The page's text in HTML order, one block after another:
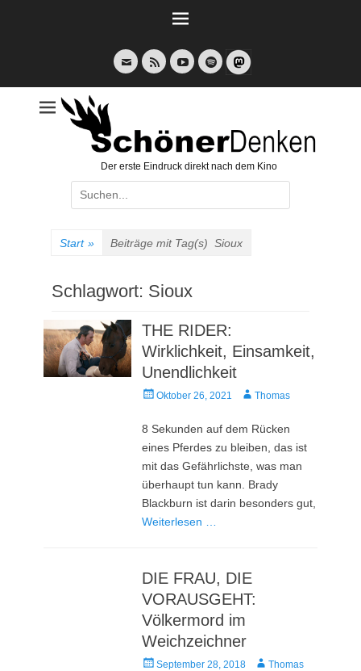
E-
Mail
Feed YouTubeSpotify
Der erste Eindruck direkt nach dem Kino
Suche
nach:
Start » Beiträge mit Tag(s) Sioux
Schlagwort: Sioux
THE RIDER:
Wirklichkeit, Einsamkeit,
Unendlichkeit
Veröffentlicht
Oktober 26, 2021 AutorThomas
8 Sekunden auf dem Rücken
eines Pferdes zu bleiben, das ist
mit das Gefährlichste, was man
überhaupt tun kann. Brady
Blackburn ist darin besonders gut,
Weiterlesen …
DIE FRAU, DIE
VORAUSGEHT:
Völkermord im
Weichzeichner
Veröffentlicht
September 28, 2018 AutorThomas